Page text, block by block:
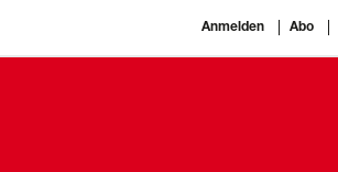
Anmelden Abo